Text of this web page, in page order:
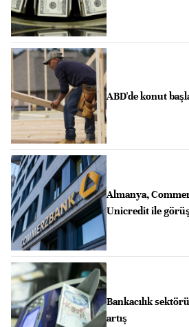
ABD'de konut
Almanya,
Unicredit ile
Bankacılık
artış